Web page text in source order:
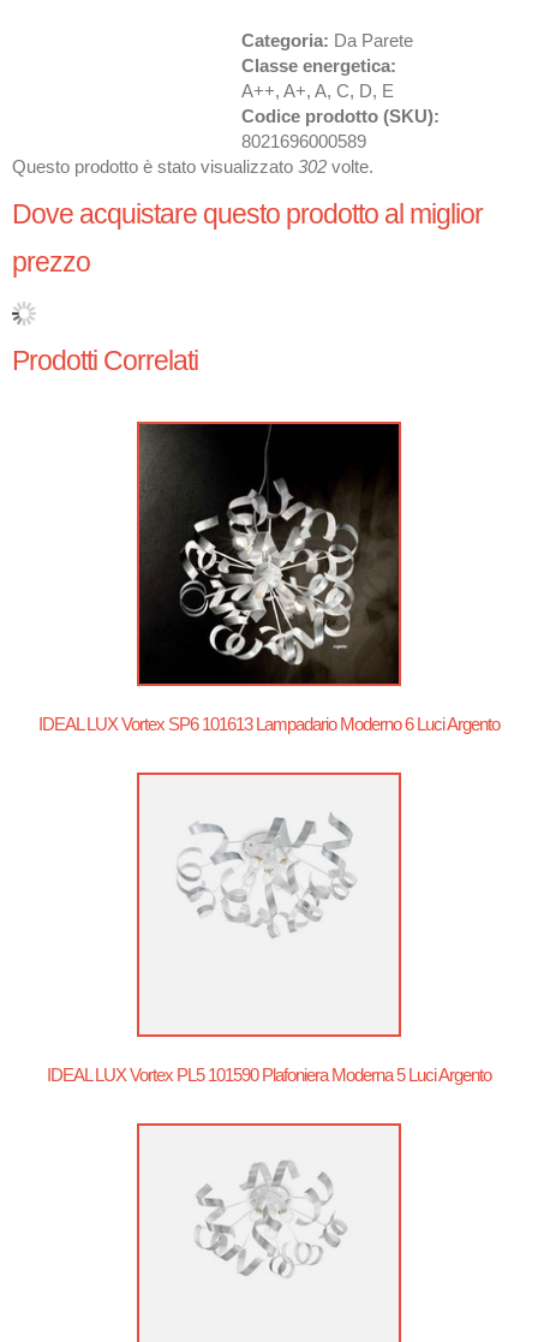
Categoria: Da Parete
Classe energetica:
A++, A+, A, C, D, E
Codice prodotto (SKU):
8021696000589
Questo prodotto è stato visualizzato 302 volte.
Dove acquistare questo prodotto al miglior
prezzo
Prodotti Correlati
IDEAL LUX Vortex SP6 101613 Lampadario Moderno 6 Luci Argento
IDEAL LUX Vortex PL5 101590 Plafoniera Moderna 5 Luci Argento